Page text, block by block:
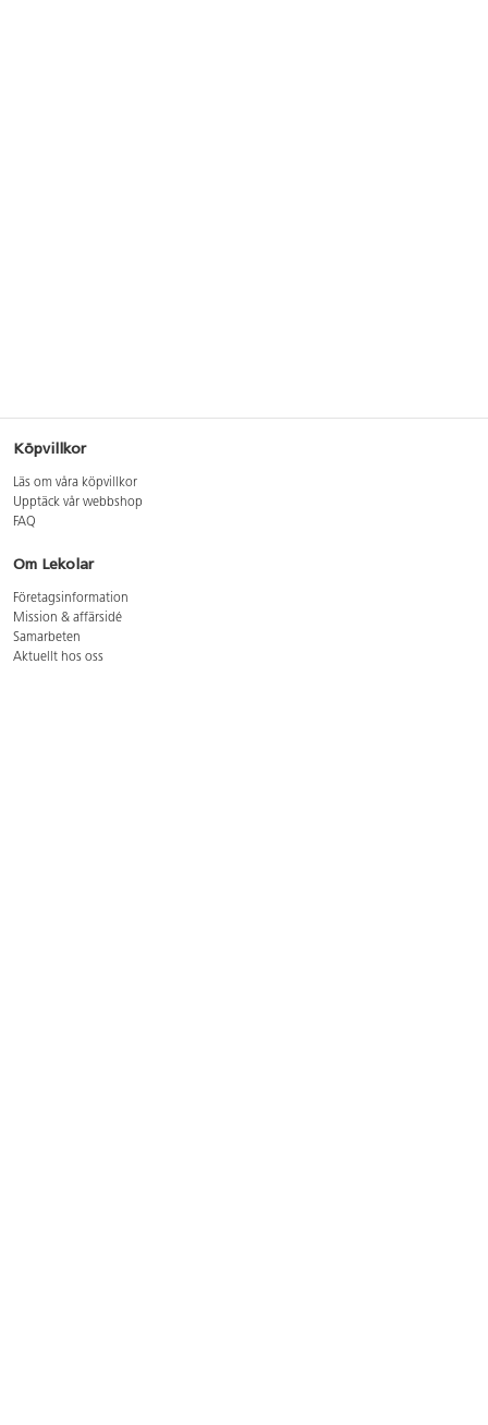
Köpvillkor
Läs om våra köpvillkor
Upptäck vår webbshop
FAQ
Om Lekolar
Företagsinformation
Mission & affärsidé
Samarbeten
Aktuellt hos oss